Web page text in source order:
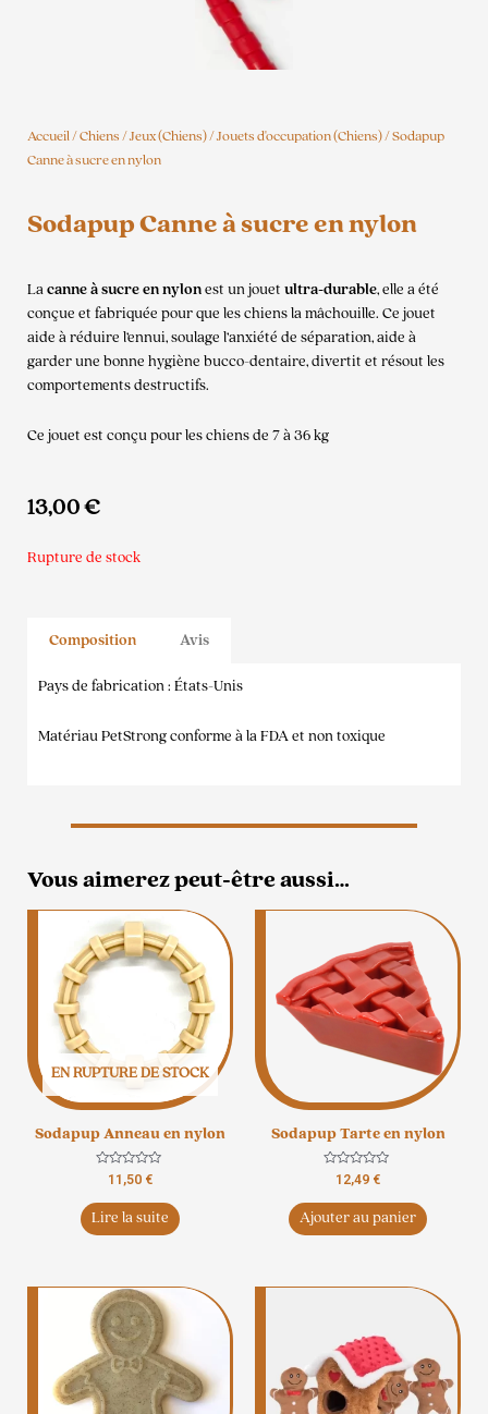
Accueil/Chiens/Jeux (Chiens)/Jouets d'occupation (Chiens)/ Sodapup
Canne à sucre en nylon
Sodapup Canne à sucre en nylon
Lacanne à sucre en nylonest un jouet ultra-durable, elle a été
conçue et fabriquée pour que les chiens la mâchouille. Ce jouet
aide à réduire l’ennui, soulage l’anxiété de séparation, aide à
garder une bonne hygiène bucco-dentaire, divertit et résout les
comportements destructifs.
Ce jouet est conçu pour les chiens de 7 à 36 kg
13,00€
Rupture de stock
Composition Avis
Pays de fabrication : États-Unis
Matériau PetStrong conforme à la FDA et non toxique
Vous aimerez peut-être aussi…
EN RUPTURE DE STOCK
Sodapup Anneau en nylon
Note
sur
5
11,50 €
Lire la suite
Sodapup Tarte en nylon
Note
sur
5
12,49 €
Ajouter au panier